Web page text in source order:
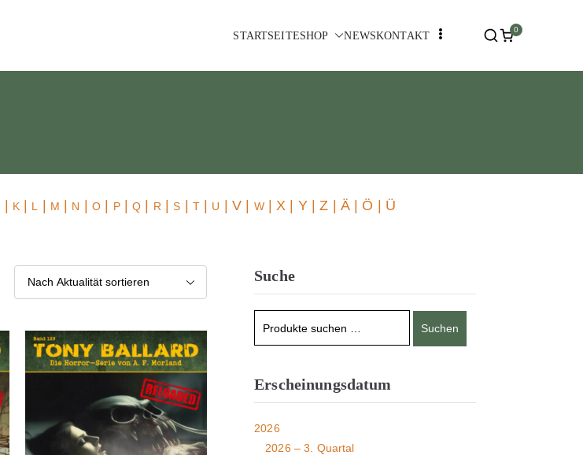
STARTSEITESHOP NEWSKONTAKT 0
K| L M N |O P|Q R|S T U | V | W| X | Y | Z | Ä | Ö | Ü
Suche
Suchen
Erscheinungsdatum
2026
2026 – 3. Quartal